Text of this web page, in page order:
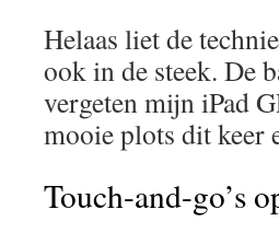
Helaas liet de
ook in de steek. De
vergeten mijn iPad
mooie plots dit keer
Touch-and-go’s